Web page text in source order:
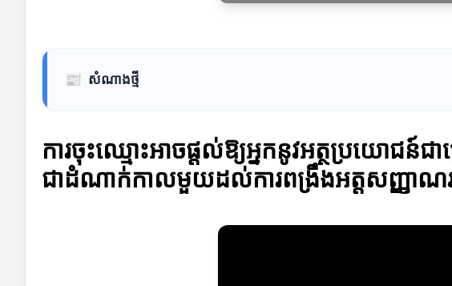
📰 សំណាងថ្មី
ការចុះឈ្មោះអាចផ្តល់ឱ្យអ្នកនូវអត្ថប្រយោជន៍ជ
ជាដំណាក់កាលមួយដល់ការពង្រឹងអត្តសញ្ញាណរ